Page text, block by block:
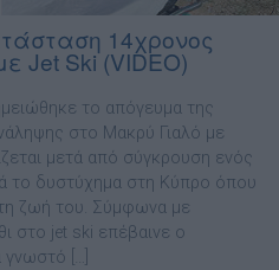
14χρονος
Jet Ski (VIDEO)
το απόγευμα της
στο Μακρύ Γιαλό με
μετά από σύγκρουση ενός
το δυστύχημα στη Κύπρο όπου
ζωή του. Σύμφωνα με
στο jet ski επέβαινε ο
[…]